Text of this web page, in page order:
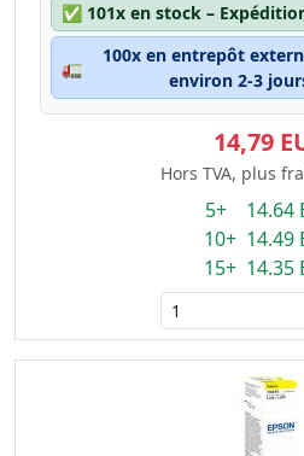
✅ 101x en stock –
🚛
100x en entrepôt
environ 2-3
14,79
Hors TVA, plus
5+ 14.64
10+ 14.49
15+ 14.35